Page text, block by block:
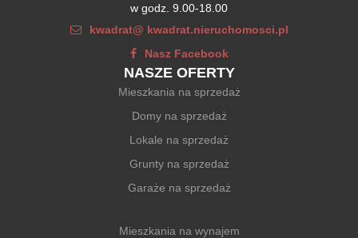
w godz. 9.00-18.00
kwadrat@ kwadrat.nieruchomosci.pl
Nasz Facebook
NASZE OFERTY
Mieszkania na sprzedaż
Domy na sprzedaż
Lokale na sprzedaż
Grunty na sprzedaż
Garaże na sprzedaż
Mieszkania na wynajem